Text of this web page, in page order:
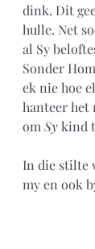
dink. Dit
hulle. Net
al Sy
Sonder
ek nie hoe
hanteer het
om Sy kind
In die stilte
my en ook